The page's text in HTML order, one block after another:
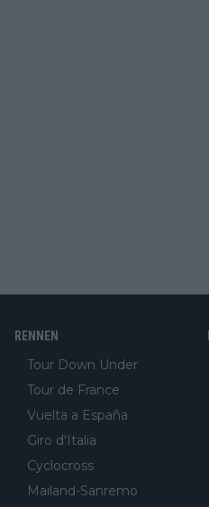
RENNEN
Tour Down Under
Tour de France
Vuelta a España
Giro d'Italia
Cyclocross
Mailand-Sanremo